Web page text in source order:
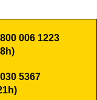
006 1223
5367